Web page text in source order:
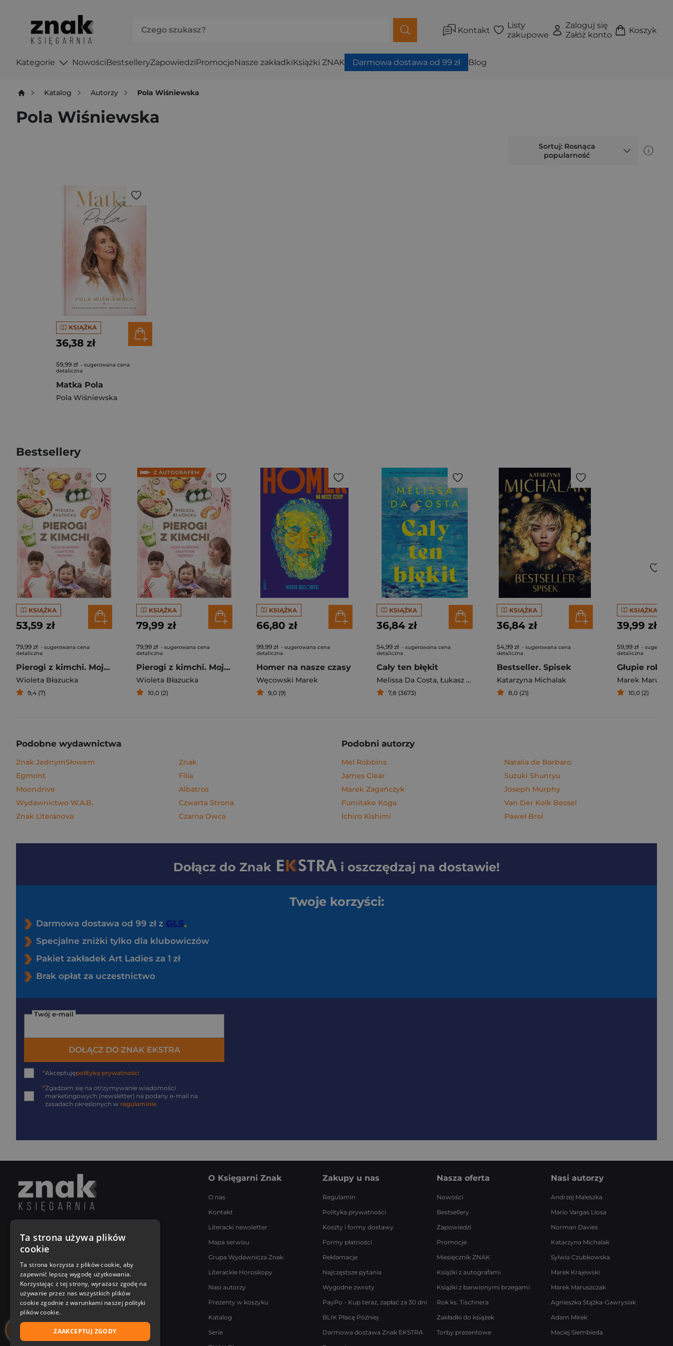
Kontakt
Listy
zakupowe
Zaloguj się
Załóż konto
Koszyk
Kategorie NowościBestselleryZapowiedziPromocjeNasze zakładkiKsiążki ZNAK Darmowa dostawa od 99 zł Blog
Katalog Autorzy Pola Wiśniewska
Pola Wiśniewska
Sortuj: Rosnąca
popularność
KSIĄŻKA
36,38 zł
59,99 zł - sugerowana cena
detaliczna
Matka Pola
Pola Wiśniewska
Bestsellery
KSIĄŻKA
53,59 zł
79,99 zł - sugerowana cena
detaliczna
Pierogi z kimchi. Moje ulubione azjatyckie przepisy
Wioleta Błazucka
9,4 (7)
KSIĄŻKA
79,99 zł
79,99 zł - sugerowana cena
detaliczna
Pierogi z kimchi. Moje ulubione azjatyckie przepisy - książka z autografem
Wioleta Błazucka
10,0 (2)
KSIĄŻKA
66,80 zł
99,99 zł - sugerowana cena
detaliczna
Homer na nasze czasy
Węcowski Marek
9,0 (9)
KSIĄŻKA
36,84 zł
54,99 zł - sugerowana cena
detaliczna
Cały ten błękit
Melissa Da Costa, Łukasz Müller
7,8 (3673)
KSIĄŻKA
36,84 zł
54,99 zł - sugerowana cena
detaliczna
Bestseller. Spisek
Katarzyna Michalak
8,0 (21)
KSIĄŻKA
39,99 zł
59,99 zł -
detaliczna
Marek
10,0 (2)
Podobne wydawnictwa
Znak JednymSłowem
Egmont
Moondrive
Wydawnictwo W.A.B.
Znak Literanova
Znak
Filia
Albatros
Czwarta Strona
Czarna Owca
Podobni autorzy
Mel Robbins
James Clear
Marek Zagańczyk
Fumitake Koga
Ichiro Kishimi
Natalia de Barbaro
Suzuki Shunryu
Joseph Murphy
Van Der Kolk Bessel
Paweł Brol
Dołącz do Znak i oszczędzaj na dostawie!
Twoje korzyści:
Darmowa dostawa od 99 zł z
Specjalne zniżki tylko dla klubowiczów
Pakiet zakładek Art Ladies za 1 zł
Brak opłat za uczestnictwo
Twój e-mail
DOŁĄCZ DO ZNAK EKSTRA
*Akceptujępolitykę prywatności
*Zgadzam się na otrzymywanie wiadomości
marketingowych (newsletter) na podany e-mail na
zasadach określonych w regulaminie.
Poniedziałek - Piątek
8:00 - 18:00
[email protected]
Bądź z nami na bieżąco
O Księgarni Znak
O nas
Kontakt
Literacki newsletter
Mapa serwisu
Grupa Wydawnicza Znak
Literackie Horoskopy
Nasi autorzy
Prezenty w koszyku
Katalog
Serie
Zakupy u nas
Regulamin
Polityka prywatności
Koszty i formy dostawy
Formy płatności
Reklamacje
Najczęstsze pytania
Wygodne zwroty
PayPo - Kup teraz, zapłać za 30 dni
BLIK Płacę Później
Darmowa dostawa Znak EKSTRA
Nasza oferta
Nowości
Bestsellery
Zapowiedzi
Promocje
Miesięcznik ZNAK
Książki z autografami
Książki z barwionymi brzegami
Rok ks. Tischnera
Zakładki do książek
Torby prezentowe
Nasi autorzy
Andrzej Maleszka
Mario Vargas Llosa
Norman Davies
Katarzyna Michalak
Sylwia Czubkowska
Marek Krajewski
Marek Maruszczak
Agnieszka Stążka-Gawrysiak
Adam Mirek
Maciej Siembieda
Ta strona używa plików
cookie
Ta strona korzysta z plików cookie, aby
zapewnić lepszą wygodę użytkowania.
Korzystając z tej strony, wyrażasz zgodę na
używanie przez nas wszystkich plików
cookie zgodnie z warunkami naszej polityki
plików cookie.
ZAAKCEPTUJ ZGODY